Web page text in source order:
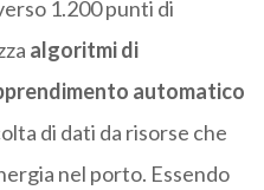
1.200 punti di
algoritmi di
automatico
di dati da risorse che
nel porto. Essendo